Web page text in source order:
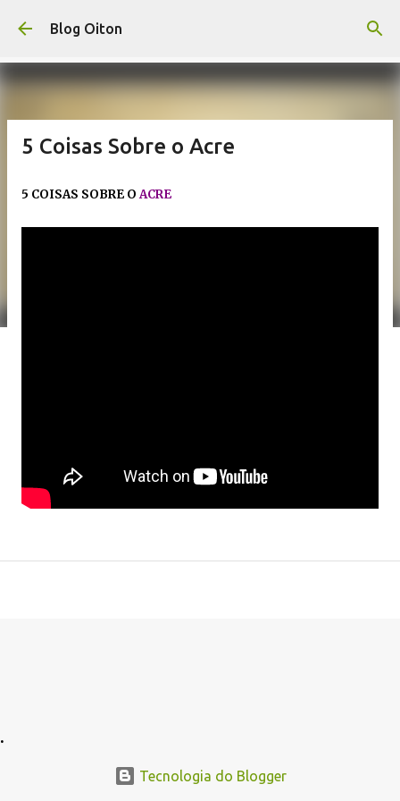
Pular para o conteúdo principal
Blog Oiton
5 Coisas Sobre o Acre
5 COISAS SOBRE OACRE
.
Tecnologia do Blogger